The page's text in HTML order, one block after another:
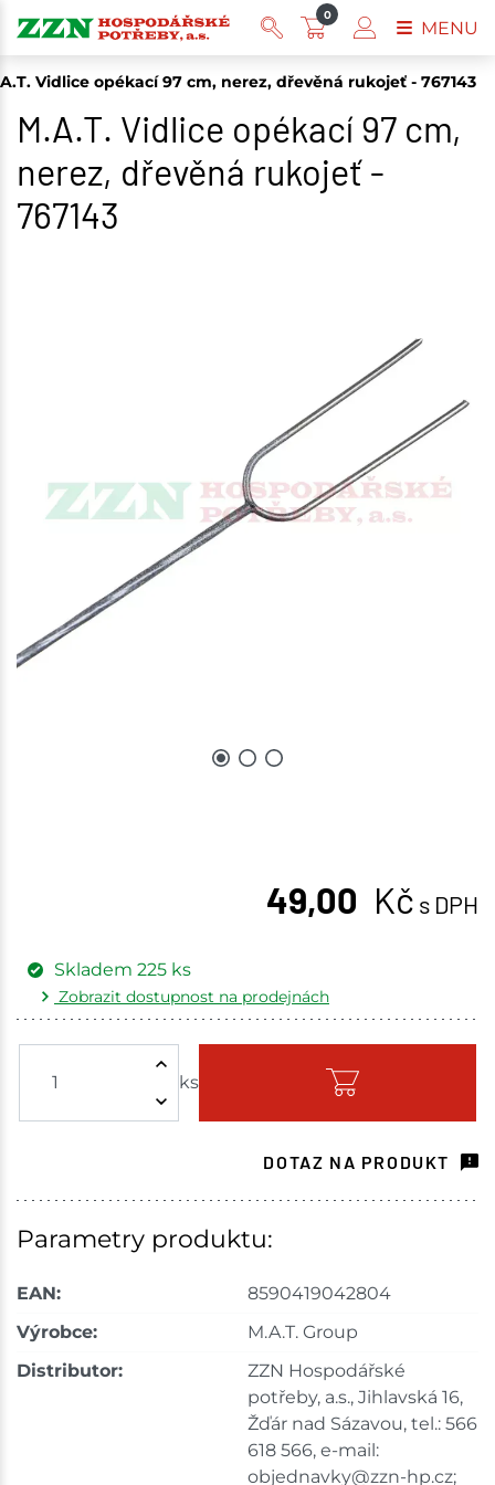
Vidlice opékací 97 cm, nerez, dřevěná rukojeť - 767143
M.A.T. Vidlice opékací 97 cm,
nerez, dřevěná rukojeť -
767143
49,00 Kč s DPH
ks
Skladem 225 ks
Zobrazit dostupnost na prodejnách
Skladem - ihned k odeslání
Choceň 10 ks
Tišnov
Skladem na prodejně - doručení do 7 dnů
Skladem na prodejně - doručení do 7 dnů
68 ks
DOTAZ NA PRODUKT
Parametry produktu:
EAN:
8590419042804
Výrobce:
M.A.T. Group
Distributor:
ZZN Hospodářské
potřeby, a.s., Jihlavská 16,
Žďár nad Sázavou, tel.: 566
618 566, e-mail:
objednavky@zzn-hp.cz;
0
MENU